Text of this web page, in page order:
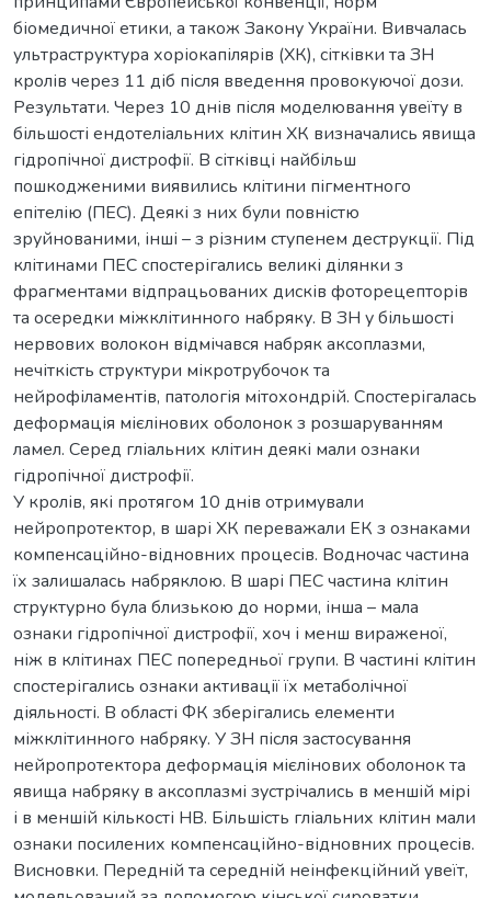
біомедичної етики, а також Закону України. Вивчалась
ультраструктура хоріокапілярів (ХК), сітківки та ЗН
кролів через 11 діб після введення провокуючої дози.
Результати. Через 10 днів після моделювання увеїту в
більшості ендотеліальних клітин ХК визначались явища
гідропічної дистрофії. В сітківці найбільш
пошкодженими виявились клітини пігментного
епітелію (ПЕС). Деякі з них були повністю
зруйнованими, інші – з різним ступенем деструкції. Під
клітинами ПЕС спостерігались великі ділянки з
фрагментами відпрацьованих дисків фоторецепторів
та осередки міжклітинного набряку. В ЗН у більшості
нервових волокон відмічався набряк аксоплазми,
нечіткість структури мікротрубочок та
нейрофіламентів, патологія мітохондрій. Спостерігалась
деформація мієлінових оболонок з розшаруванням
ламел. Серед гліальних клітин деякі мали ознаки
гідропічної дистрофії.
У кролів, які протягом 10 днів отримували
нейропротектор, в шарі ХК переважали ЕК з ознаками
компенсаційно-відновних процесів. Водночас частина
їх залишалась набряклою. В шарі ПЕС частина клітин
структурно була близькою до норми, інша – мала
ознаки гідропічної дистрофії, хоч і менш вираженої,
ніж в клітинах ПЕС попередньої групи. В частині клітин
спостерігались ознаки активації їх метаболічної
діяльності. В області ФК зберігались елементи
міжклітинного набряку. У ЗН після застосування
нейропротектора деформація мієлінових оболонок та
явища набряку в аксоплазмі зустрічались в меншій мірі
і в меншій кількості НВ. Більшість гліальних клітин мали
ознаки посилених компенсаційно-відновних процесів.
Висновки. Передній та середній неінфекційний увеїт,